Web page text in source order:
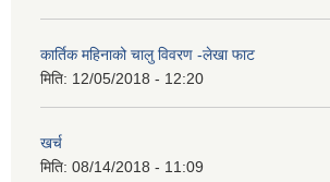
कार्तिक महिनाको चालु विवरण -लेखा फाट
मिति: 12/05/2018 - 12:20
खर्च
मिति: 08/14/2018 - 11:09